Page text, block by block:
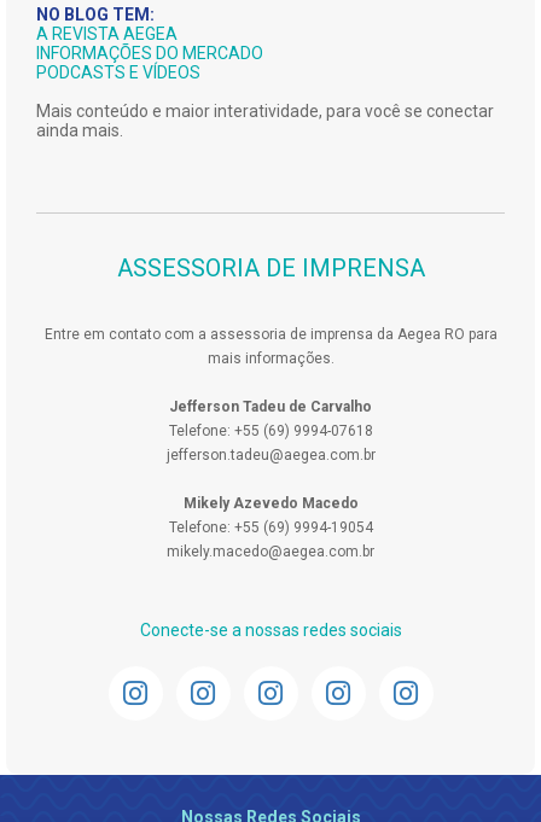
NO BLOG TEM:
A REVISTA AEGEA
INFORMAÇÕES DO MERCADO
PODCASTS E VÍDEOS
Mais conteúdo e maior interatividade, para você se conectar
ainda mais.
ASSESSORIA DE IMPRENSA
Entre em contato com a assessoria de imprensa da Aegea RO para
mais informações.
Jefferson Tadeu de Carvalho
Telefone: +55 (69) 9994-07618
jefferson.tadeu@aegea.com.br
Mikely Azevedo Macedo
Telefone: +55 (69) 9994-19054
mikely.macedo@aegea.com.br
Conecte-se a nossas redes sociais
Nossas Redes Sociais